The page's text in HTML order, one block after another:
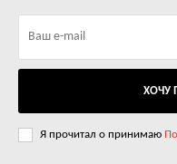
ХОЧУ
Я прочитал о принимаю